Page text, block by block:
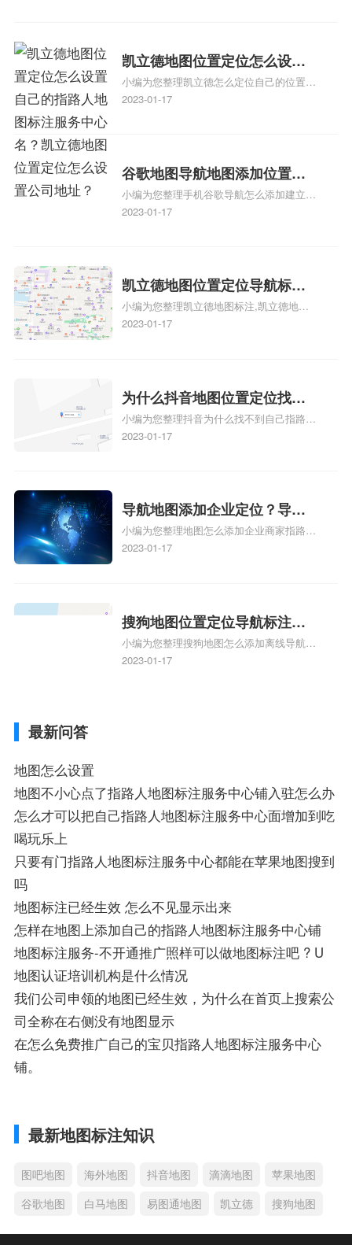
门指路人地图标注服务中心地址标注上地图
怎么弄相关地图标注知识，详情可查看下方
正文！
凯立德地图位置定位怎么设置
自己的指路人地图标注服务中
心名？凯立德地图位置定位怎
小编为您整理凯立德怎么定位自己的位置
啊、手机凯立德地图定位怎么设置往上走、
地图标注服务中心铺招牌相关地图标注知
识，详情可查看下方正文！
2023-01-17
谷歌地图导航地图添加位置？
添加谷歌地图导航位置？
小编为您整理手机谷歌导航怎么添加建立多
人位置、如何在地图，谷歌地图添加公司位
2023-01-17
凯立德地图位置定位导航标
注？凯立德地图位置定位,导航,
标注？
小编为您整理凯立德地图标注,凯立德地图
标注怎么做啊、凯立德地图标注,凯立德地
相关地图标注知识，详情可查看下方正文！
2023-01-17
为什么抖音地图位置定位找不
到了？抖音为什么找不到当前
定位了？
小编为您整理抖音为什么找不到自己指路人
地图标注服务中心铺的位置、地图位置更新
服务中心位置、抖音突然不显示定位了相关
地图标注知识，详情可查看下方正文！
2023-01-17
导航地图添加企业定位？导航
定位企业？
小编为您整理地图怎么添加企业商家指路人
地图标注服务中心铺名称、地图怎么添加企
添加企业、地图如何添加企业相关地图标注
知识，详情可查看下方正文！
2023-01-17
搜狗地图位置定位导航标注？
搜狗地图位置定位,导航,标注？
小编为您整理搜狗地图怎么添加离线导航搜
狗地图离线导航怎么用、搜狗地图导航卫星
2023-01-17
最新问答
地图怎么设置
地图不小心点了指路人地图标注服务中心铺入驻怎么办
怎么才可以把自己指路人地图标注服务中心面增加到吃
喝玩乐上
只要有门指路人地图标注服务中心都能在苹果地图搜到
吗
地图标注已经生效 怎么不见显示出来
怎样在地图上添加自己的指路人地图标注服务中心铺
地图标注服务-不开通推广照样可以做地图标注吧 ? U
地图认证培训机构是什么情况
我们公司申领的地图已经生效，为什么在首页上搜索公
司全称在右侧没有地图显示
在怎么免费推广自己的宝贝指路人地图标注服务中心
铺。
最新地图标注知识
图吧地图 海外地图 抖音地图 滴滴地图
苹果地图
谷歌地图
白马地图 易图通地图 凯立德 搜狗地图